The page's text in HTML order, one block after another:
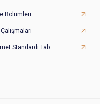
Bölümleri
Standardı Tab.